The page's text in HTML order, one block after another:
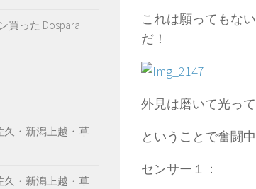
これは願ってもな
だ！
外見は磨いて光って
ということで奮闘中
センサー１：
買った Dospara
久・新潟上越・草
久・新潟上越・草